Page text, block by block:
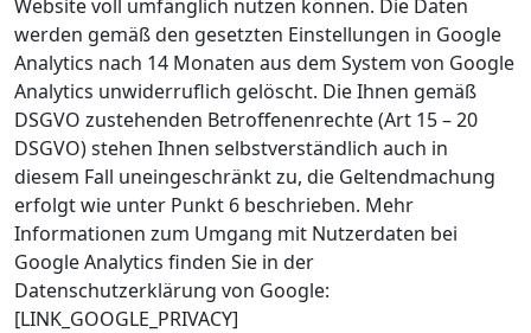
Website voll umfänglich nutzen können. Die Daten
werden gemäß den gesetzten Einstellungen in Google
Analytics nach 14 Monaten aus dem System von Google
Analytics unwiderruflich gelöscht. Die Ihnen gemäß
DSGVO zustehenden Betroffenenrechte (Art 15 – 20
DSGVO) stehen Ihnen selbstverständlich auch in
diesem Fall uneingeschränkt zu, die Geltendmachung
erfolgt wie unter Punkt 6 beschrieben. Mehr
Informationen zum Umgang mit Nutzerdaten bei
Google Analytics finden Sie in der
Datenschutzerklärung von Google:
[LINK_GOOGLE_PRIVACY]